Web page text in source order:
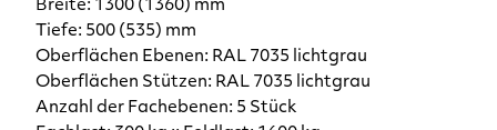
Breite: 1300 (1360) mm
Tiefe: 500 (535) mm
Oberflächen Ebenen: RAL 7035 lichtgrau
Oberflächen Stützen: RAL 7035 lichtgrau
Anzahl der Fachebenen: 5 Stück